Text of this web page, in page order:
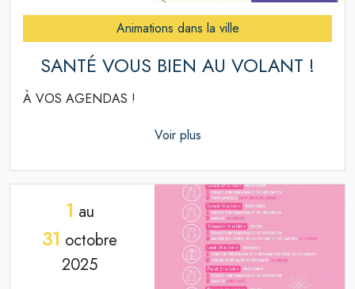
Animations dans la ville
SANTÉ VOUS BIEN AU VOLANT !
À VOS AGENDAS !
Voir plus
1 au
31 octobre
2025